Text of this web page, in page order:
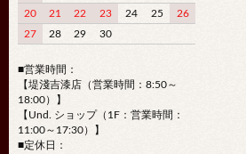
20
21 22 23 24 25
26
27
28 29 30
■営業時間：
【堤淺吉漆店（営業時間：8:50～
18:00）】
【Und. ショップ（1F：営業時間：
11:00～17:30）】
■定休日：